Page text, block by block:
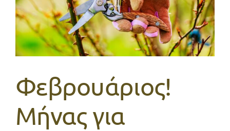
TIPS
ΕΠΙΚΟΙΝΩΝΙΑ
Φεβρουάριος!
Μήνας για